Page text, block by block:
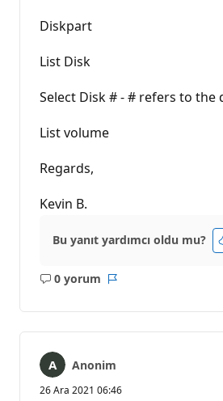
Diskpart
List Disk
Select Disk # - # refers to the
List volume
Regards,
Kevin B.
Bu yanıt yardımcı oldu mu?
0 yorum
Açıklama
Anonim
26 Ara 2021 06:46